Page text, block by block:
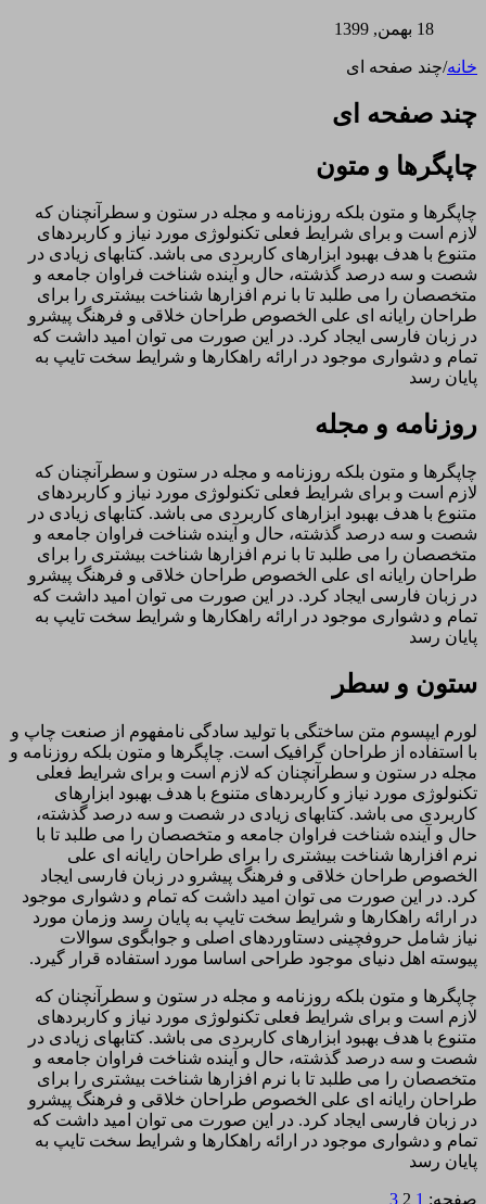
18 بهمن, 1399
خانه/چند صفحه ای
چند صفحه ای
چاپگرها و متون
چاپگرها و متون بلکه روزنامه و مجله در ستون و سطرآنچنان که
لازم است و برای شرایط فعلی تکنولوژی مورد نیاز و کاربردهای
متنوع با هدف بهبود ابزارهای کاربردی می باشد. کتابهای زیادی در
شصت و سه درصد گذشته، حال و آینده شناخت فراوان جامعه و
متخصصان را می طلبد تا با نرم افزارها شناخت بیشتری را برای
طراحان رایانه ای علی الخصوص طراحان خلاقی و فرهنگ پیشرو
در زبان فارسی ایجاد کرد. در این صورت می توان امید داشت که
تمام و دشواری موجود در ارائه راهکارها و شرایط سخت تایپ به
پایان رسد
روزنامه و مجله
چاپگرها و متون بلکه روزنامه و مجله در ستون و سطرآنچنان که
لازم است و برای شرایط فعلی تکنولوژی مورد نیاز و کاربردهای
متنوع با هدف بهبود ابزارهای کاربردی می باشد. کتابهای زیادی در
شصت و سه درصد گذشته، حال و آینده شناخت فراوان جامعه و
متخصصان را می طلبد تا با نرم افزارها شناخت بیشتری را برای
طراحان رایانه ای علی الخصوص طراحان خلاقی و فرهنگ پیشرو
در زبان فارسی ایجاد کرد. در این صورت می توان امید داشت که
تمام و دشواری موجود در ارائه راهکارها و شرایط سخت تایپ به
پایان رسد
ستون و سطر
لورم ایپسوم متن ساختگی با تولید سادگی نامفهوم از صنعت چاپ و
با استفاده از طراحان گرافیک است. چاپگرها و متون بلکه روزنامه و
مجله در ستون و سطرآنچنان که لازم است و برای شرایط فعلی
تکنولوژی مورد نیاز و کاربردهای متنوع با هدف بهبود ابزارهای
کاربردی می باشد. کتابهای زیادی در شصت و سه درصد گذشته،
حال و آینده شناخت فراوان جامعه و متخصصان را می طلبد تا با
نرم افزارها شناخت بیشتری را برای طراحان رایانه ای علی
الخصوص طراحان خلاقی و فرهنگ پیشرو در زبان فارسی ایجاد
کرد. در این صورت می توان امید داشت که تمام و دشواری موجود
در ارائه راهکارها و شرایط سخت تایپ به پایان رسد وزمان مورد
نیاز شامل حروفچینی دستاوردهای اصلی و جوابگوی سوالات
پیوسته اهل دنیای موجود طراحی اساسا مورد استفاده قرار گیرد.
چاپگرها و متون بلکه روزنامه و مجله در ستون و سطرآنچنان که
لازم است و برای شرایط فعلی تکنولوژی مورد نیاز و کاربردهای
متنوع با هدف بهبود ابزارهای کاربردی می باشد. کتابهای زیادی در
شصت و سه درصد گذشته، حال و آینده شناخت فراوان جامعه و
متخصصان را می طلبد تا با نرم افزارها شناخت بیشتری را برای
طراحان رایانه ای علی الخصوص طراحان خلاقی و فرهنگ پیشرو
در زبان فارسی ایجاد کرد. در این صورت می توان امید داشت که
تمام و دشواری موجود در ارائه راهکارها و شرایط سخت تایپ به
پایان رسد
صفحه: 1
2
3